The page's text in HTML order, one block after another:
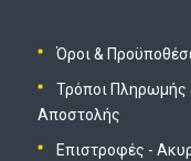
Όροι &
Τρόποι Πληρωμής
Αποστολής
Επιστροφές -